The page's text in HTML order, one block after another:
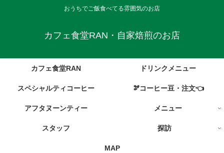
おうちでご飯食べてる雰囲気のお店
カフェ食堂RAN・自家焙煎のお店
カフェ食堂RAN ドリンクメニュー
スペシャルティコーヒー 🫘コーヒー豆・注文👈
アフタヌーンティー メニュー
スタッフ 探訪
MAP